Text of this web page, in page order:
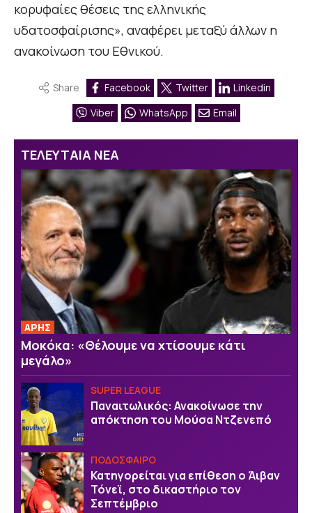
κορυφαίες θέσεις της ελληνικής
υδατοσφαίρισης», αναφέρει μεταξύ άλλων η
ανακοίνωση του Εθνικού.
Share Facebook Twitter
Linkedin
Viber
WhatsApp Email
ΤΕΛΕΥΤΑΙΑ ΝΕΑ
ΑΡΗΣ
Μοκόκα: «Θέλουμε να χτίσουμε κάτι
μεγάλο»
SUPER LEAGUE
Παναιτωλικός: Ανακοίνωσε την
απόκτηση του Μούσα Ντζενεπό
ΠΟΔΟΣΦΑΙΡΟ
Κατηγορείται για επίθεση ο Άιβαν
Τόνεϊ, στο δικαστήριο τον
Σεπτέμβριο